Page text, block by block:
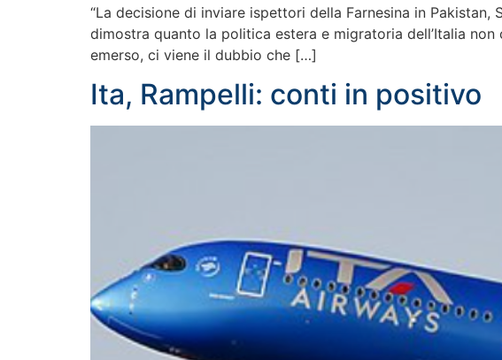
“La decisione di inviare ispettori della Farnesina in
dimostra quanto la politica estera e migratoria dell’Italia
emerso, ci viene il dubbio che […]
Ita, Rampelli: conti in positivo